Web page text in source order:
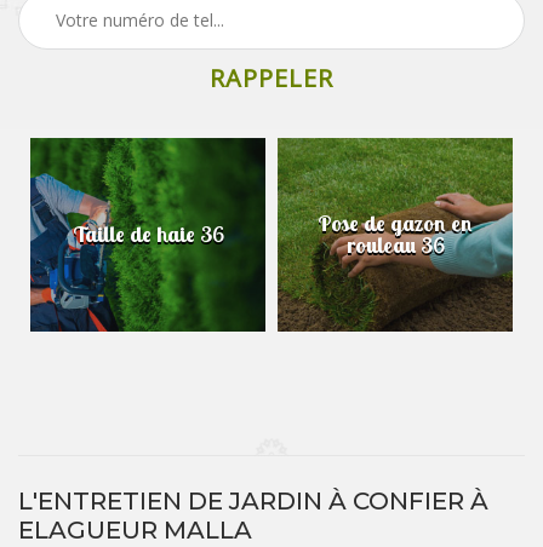
Taille de haie 36 Pose de gazon en
rouleau 36
L'ENTRETIEN DE JARDIN À CONFIER À
ELAGUEUR MALLA